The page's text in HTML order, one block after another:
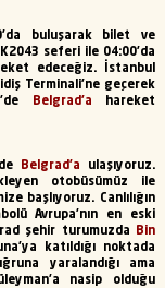
buluşarak bilet ve
seferi ile 04:00'da
edeceğiz. İstanbul
Terminali’ne geçerek
Belgrad'a
hareket
Belgrad’a ulaşıyoruz.
otobüsümüz ile
başlıyoruz. Canlılığın
Avrupa’nın en eski
şehir turumuzda Bin
katıldığı noktada
yaralandığı ama
nasip olduğu